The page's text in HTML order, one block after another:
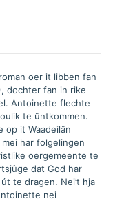
oer it libben fan
dochter fan in rike
Antoinette flechte
te ûntkommen.
op it Waadeilân
har folgelingen
oergemeente te
dat God har
te dragen. Nei’t hja
nei